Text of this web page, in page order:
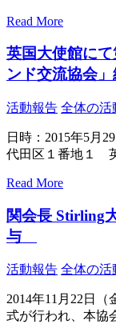
Read More
英国大使館に
ンド交流協会
活動報告 全体の活
日時：2015年5月
代田区１番地１
Read More
関会長 Stirling
与
活動報告 全体の活
2014年11月22日
式が行われ、本協